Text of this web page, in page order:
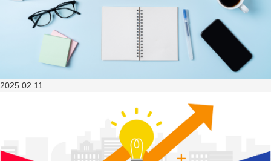
2025.02.11